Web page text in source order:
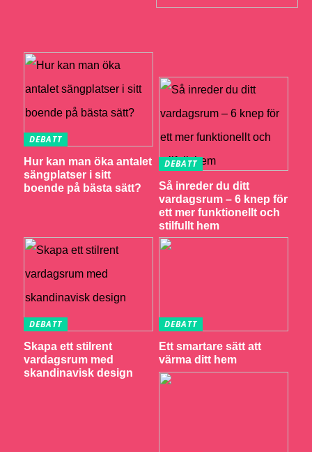
DEBATT
Hur kan man öka antalet
sängplatser i sitt
boende på bästa sätt?
DEBATT
Så inreder du ditt
vardagsrum – 6 knep för
ett mer funktionellt och
stilfullt hem
DEBATT
Skapa ett stilrent
vardagsrum med
skandinavisk design
DEBATT
Ett smartare sätt att
värma ditt hem